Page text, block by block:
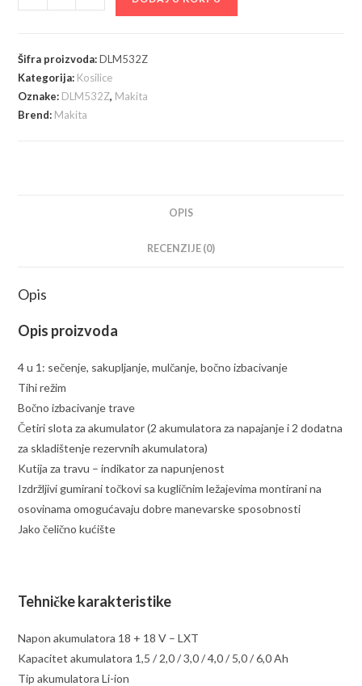
-
kosilica
DLM532Z
količina
Šifra proizvoda:DLM532Z
Kategorija: Kosilice
Oznake: DLM532Z, Makita
Brend: Makita
OPIS
RECENZIJE (0)
Opis
Opis proizvoda
4 u 1: sečenje, sakupljanje, mulčanje, bočno izbacivanje
Tihi režim
Bočno izbacivanje trave
Četiri slota za akumulator (2 akumulatora za napajanje i 2 dodatna
za skladištenje rezervnih akumulatora)
Kutija za travu – indikator za napunjenost
Izdržljivi gumirani točkovi sa kugličnim ležajevima montirani na
osovinama omogućavaju dobre manevarske sposobnosti
Jako čelično kućište
Tehničke karakteristike
Napon akumulatora 18 + 18 V – LXT
Kapacitet akumulatora 1,5 / 2,0 / 3,0 / 4,0 / 5,0 / 6,0 Ah
Tip akumulatora Li-ion